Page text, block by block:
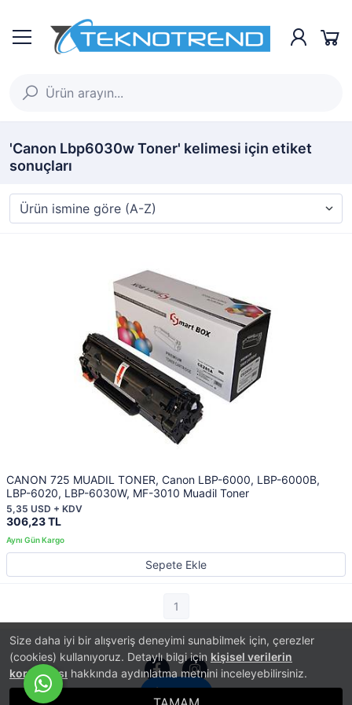
Size daha iyi bir alışveriş deneyimi sunabilmek için, çerezler
(cookies) kullanıyoruz. Detaylı bilgi için kişisel verilerin
korunması hakkında aydınlatma metnini inceleyebilirsiniz.
'Canon Lbp6030w Toner' kelimesi için etiket
sonuçları
CANON 725 MUADIL TONER, Canon LBP-6000, LBP-6000B,
LBP-6020, LBP-6030W, MF-3010 Muadil Toner
306,23 TL
5,35 USD + KDV
Sepete Ekle
1
İletişim